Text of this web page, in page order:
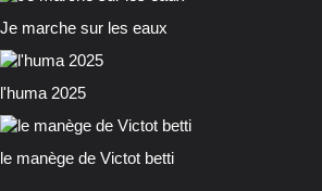
Je marche sur les eaux
l'huma 2025
le manège de Victot betti